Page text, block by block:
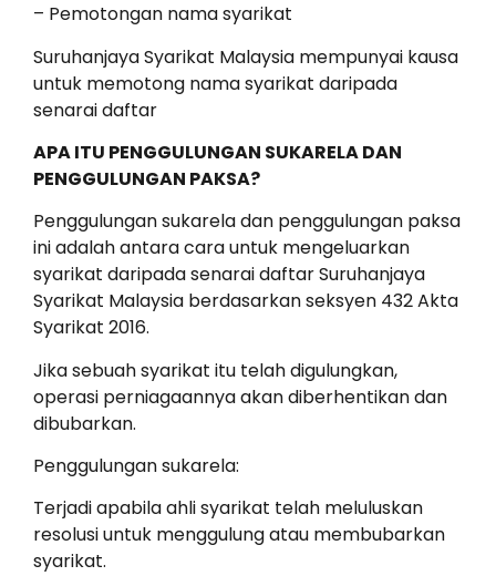
– Pemotongan nama syarikat
Suruhanjaya Syarikat Malaysia mempunyai kausa
untuk memotong nama syarikat daripada
senarai daftar
APA ITU PENGGULUNGAN SUKARELA DAN
PENGGULUNGAN PAKSA?
Penggulungan sukarela dan penggulungan paksa
ini adalah antara cara untuk mengeluarkan
syarikat daripada senarai daftar Suruhanjaya
Syarikat Malaysia berdasarkan seksyen 432 Akta
Syarikat 2016.
Jika sebuah syarikat itu telah digulungkan,
operasi perniagaannya akan diberhentikan dan
dibubarkan.
Penggulungan sukarela:
Terjadi apabila ahli syarikat telah meluluskan
resolusi untuk menggulung atau membubarkan
syarikat.